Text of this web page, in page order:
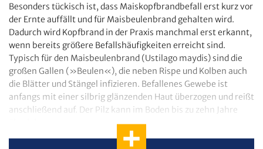
Besonders tückisch ist, dass Maiskopfbrandbefall erst kurz vor
der Ernte auffällt und für Maisbeulenbrand gehalten wird.
Dadurch wird Kopfbrand in der Praxis manchmal erst erkannt,
wenn bereits größere Befallshäufigkeiten erreicht sind.
Typisch für den Maisbeulenbrand (Ustilago maydis) sind die
großen Gallen (»Beulen«), die neben Rispe und Kolben auch
die Blätter und Stängel infizieren. Befallenes Gewebe ist
anfangs mit einer silbrig glänzenden Haut überzogen und reißt
anschließend auf. Der Pilz kann im Boden bis zu zehn Jahre